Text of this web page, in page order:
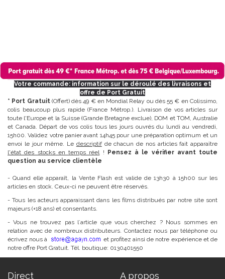
Votre commande: information sur le déroulé des livraisons et
offre de Port Gratuit
* Port Gratuit(Offert) dès 49 € en Mondial Relay ou dès 55 € en Colissimo,
colis beaucoup plus rapide (France Métrop.). Livraison de vos articles sur
toute l'Europe et la Suisse (Grande Bretagne exclue), DOM et TOM, Australie
et Canada. Départ de vos colis tous les jours ouvrés du lundi au vendredi,
15h00. Validez votre panier avant 14h45 pour une préparation optimum et un
envoi le jour même. Le descriptifde chacun de nos articles fait apparaître
l'état des stocks en temps réel ! Pensez à le vérifier avant toute
question au service clientèle
- Quand elle apparaît, la Vente Flash est valide de 13h30 à 15h00 sur les
articles en stock. Ceux-ci ne peuvent être réservés.
- Tous les acteurs apparaissant dans les films distribués par notre site sont
majeurs (+18 ans) et consentants.
- Vous ne trouvez pas l´article que vous cherchez ? Nous sommes en
relation avec de nombreux distributeurs. Contactez nous par téléphone ou
écrivez nous à
et profitez ainsi de notre expérience et de
notre offre Port Gratuit. Tél. boutique: 0130401550
Direct A propos